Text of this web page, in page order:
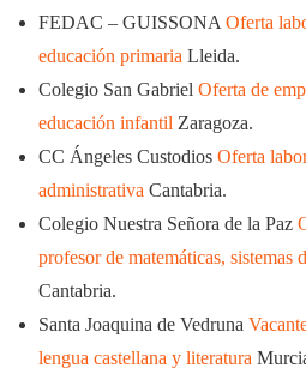
FEDAC – GUISSONA Oferta
educación primaria Lleida.
Colegio San Gabriel Oferta de
educación infantil Zaragoza.
CC Ángeles Custodios Oferta
administrativa Cantabria.
Colegio Nuestra Señora de la Paz
profesor de matemáticas, sistemas
Cantabria.
Santa Joaquina de Vedruna
lengua castellana y literatura